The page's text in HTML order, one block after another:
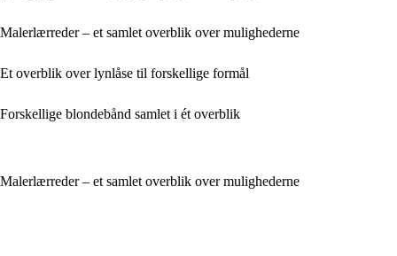
Malerlærreder – et samlet overblik over mulighederne
Et overblik over lynlåse til forskellige formål
Forskellige blondebånd samlet i ét overblik
Malerlærreder – et samlet overblik over mulighederne